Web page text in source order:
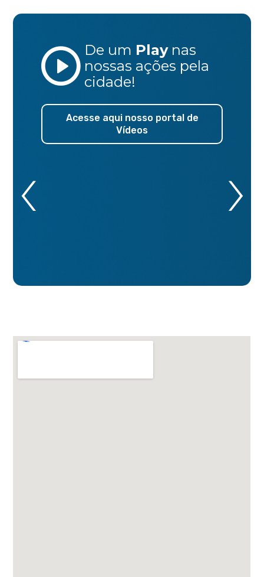
De um Play nas
nossas ações pela
cidade!
Acesse aqui nosso portal de
Vídeos
‹ ›